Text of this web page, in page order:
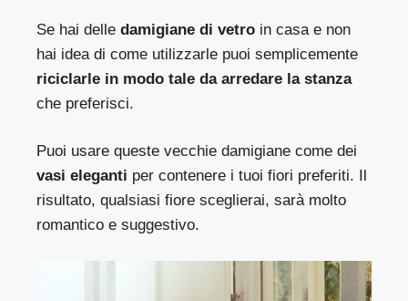
Se hai delledamigiane di vetro in casa e non
hai idea di come utilizzarle puoi semplicemente
riciclarle in modo tale da arredare la stanza
che preferisci.
Puoi usare queste vecchie damigiane come dei
vasi eleganti per contenere i tuoi fiori preferiti. Il
risultato, qualsiasi fiore sceglierai, sarà molto
romantico e suggestivo.